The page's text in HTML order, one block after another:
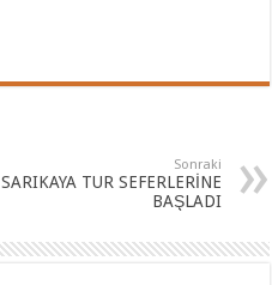
Sonraki
SARIKAYA TUR SEFERLERİNE
BAŞLADI